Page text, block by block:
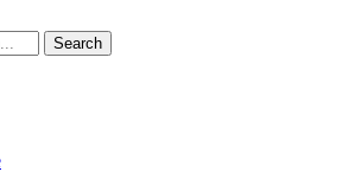
Search